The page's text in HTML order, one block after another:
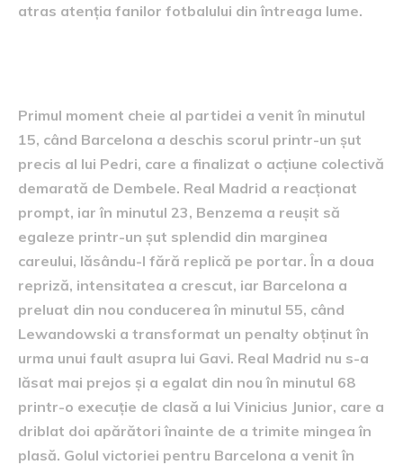
atras atenția fanilor fotbalului din întreaga lume.
Primul moment cheie al partidei a venit în minutul
15, când Barcelona a deschis scorul printr-un șut
precis al lui Pedri, care a finalizat o acțiune colectivă
demarată de Dembele. Real Madrid a reacționat
prompt, iar în minutul 23, Benzema a reușit să
egaleze printr-un șut splendid din marginea
careului, lăsându-l fără replică pe portar. În a doua
repriză, intensitatea a crescut, iar Barcelona a
preluat din nou conducerea în minutul 55, când
Lewandowski a transformat un penalty obținut în
urma unui fault asupra lui Gavi. Real Madrid nu s-a
lăsat mai prejos și a egalat din nou în minutul 68
printr-o execuție de clasă a lui Vinicius Junior, care a
driblat doi apărători înainte de a trimite mingea în
plasă. Golul victoriei pentru Barcelona a venit în